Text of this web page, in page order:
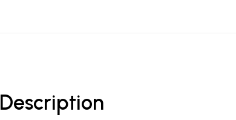
Description